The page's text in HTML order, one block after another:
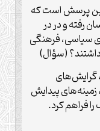
پرسش است که
رفته و در در
سیاسی، فرهنگی
(سؤال)
گرایش‌های
زمینه‌های پیدایش
فراهم کرد.